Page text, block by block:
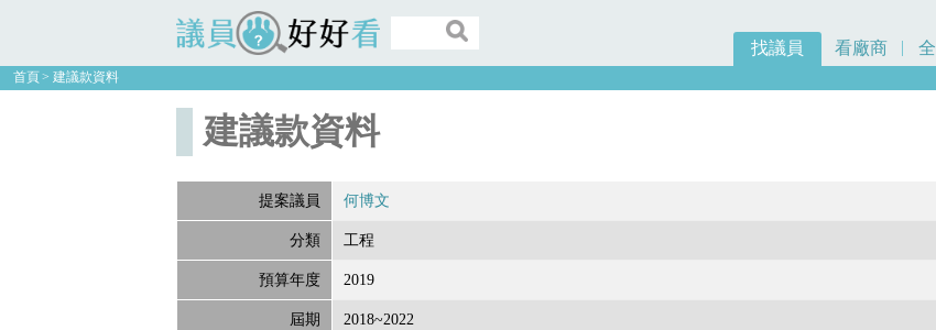
議員好好看
找議員 看廠商
首頁 建議款資料
建議款資料
提案議員 何博文
分類 工程
預算年度 2019
屆期 2018~2022